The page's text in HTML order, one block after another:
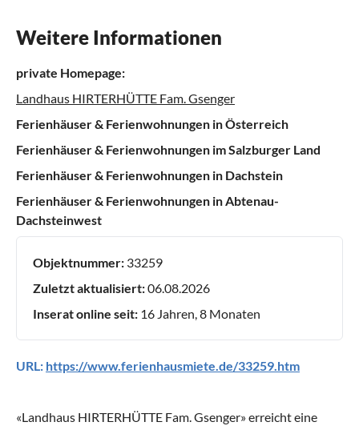
Weitere Informationen
private Homepage:
Landhaus HIRTERHÜTTE Fam. Gsenger
Ferienhäuser & Ferienwohnungen in Österreich
Ferienhäuser & Ferienwohnungen im Salzburger Land
Ferienhäuser & Ferienwohnungen in Dachstein
Ferienhäuser & Ferienwohnungen in Abtenau-
Dachsteinwest
Objektnummer: 33259
Zuletzt aktualisiert:06.08.2026
Inserat online seit: 16 Jahren, 8 Monaten
URL: https://www.ferienhausmiete.de/33259.htm
«Landhaus HIRTERHÜTTE Fam. Gsenger» erreicht eine